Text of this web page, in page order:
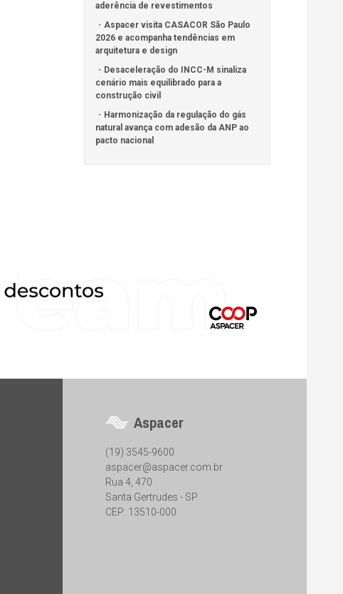
aderência de revestimentos
Aspacer visita CASACOR São Paulo
2026 e acompanha tendências em
arquitetura e design
Desaceleração do INCC-M sinaliza
cenário mais equilibrado para a
construção civil
Harmonização da regulação do gás
natural avança com adesão da ANP ao
pacto nacional
Aspacer
(19) 3545-9600
aspacer@aspacer.com.br
Rua 4, 470
Santa Gertrudes - SP
CEP: 13510-000